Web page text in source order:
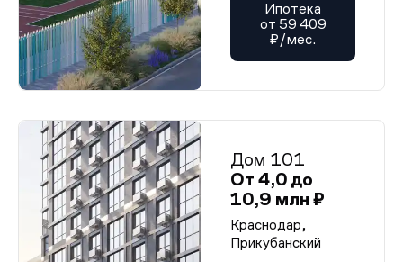
Ипотека
от 59 409
₽/мес.
Дом 101
От 4,0 до
10,9 млн ₽
Краснодар,
Прикубанский